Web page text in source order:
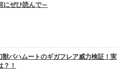
にぜひ読んで～
獣バハムートのギガフレア威力検証！実
？！